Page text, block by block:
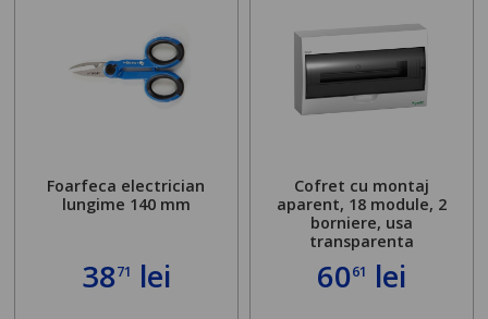
Foarfeca electrician
lungime 140 mm
3871 lei
Cofret cu montaj
aparent, 18 module, 2
borniere, usa
transparenta
6061 lei